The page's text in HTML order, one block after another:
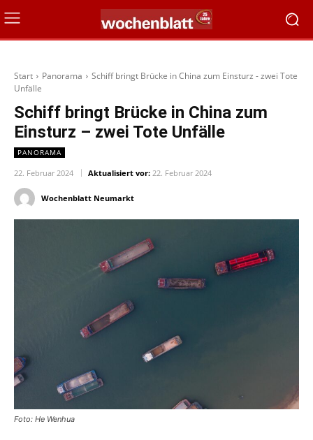
Start Panorama
Schiff bringt Brücke in China zum Einsturz - zwei Tote
Unfälle
Schiff bringt Brücke in China zum
Einsturz – zwei Tote Unfälle
PANORAMA
22. Februar 2024 Aktualisiert vor: 22. Februar 2024
Wochenblatt Neumarkt
Foto: He Wenhua